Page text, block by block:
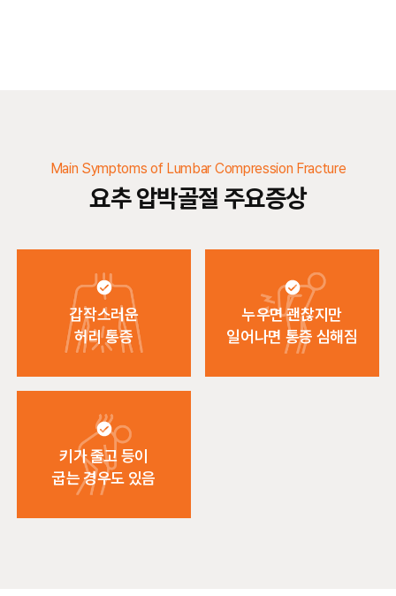
Main Symptoms of Lumbar Compression Fracture
요추 압박골절 주요증상
갑작스러운
허리 통증
누우면 괜찮지만
일어나면 통증 심해짐
키가 줄고 등이
굽는 경우도 있음